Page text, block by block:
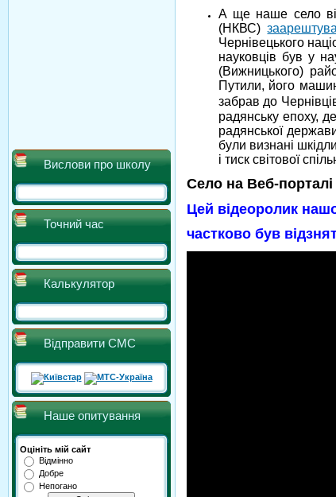
Вислови про школу
Точний час
Калькулятор
Відправити СМС
Наше опитування
Оцініть мій сайт
Відмінно
Добре
Непогано
А ще наше село
(НКВС)
Чернівецького
науковців був у
(Вижницького)
Путили, його
забрав до
радянську епоху,
радянської
були визнані
і тиск світової
Село на Веб-порталі
Цей відеоролик
частково був